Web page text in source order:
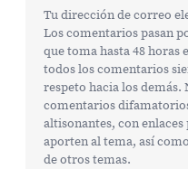
Tu dirección de correo
Los comentarios pasan
que toma hasta 48 horas
todos los comentarios
respeto hacia los demás.
comentarios
altisonantes, con
aporten al tema, así
de otros temas.